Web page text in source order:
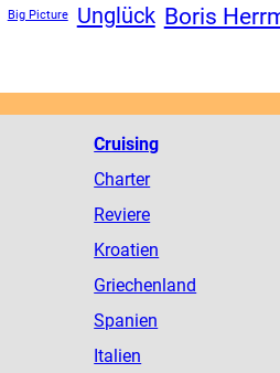
Big Picture Unglück Boris
Cruising
Charter
Reviere
Kroatien
Griechenland
Spanien
Italien